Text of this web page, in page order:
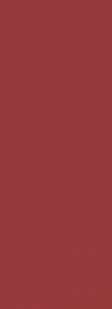
= "Oui" ]